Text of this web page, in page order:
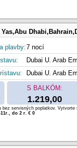
plavby:7 nocí
Dubai U. Arab
Dubai U. Arab
S BALKÓM:
1.219,00
servisných poplatkov. Vytvorte
do 2 r. € 0